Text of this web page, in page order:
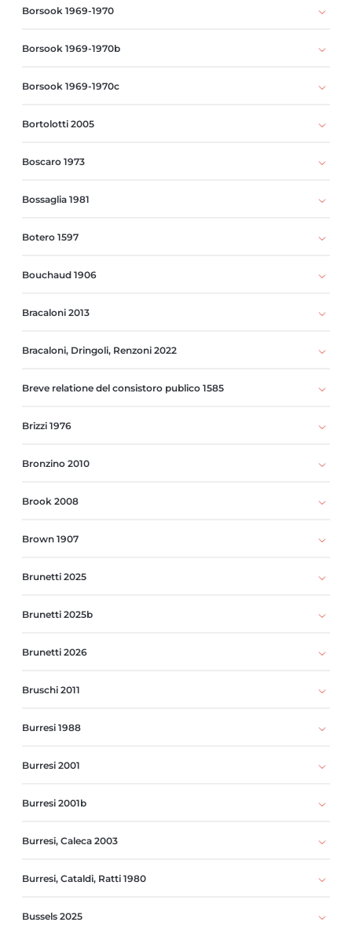
Borsook 1969-1970
Borsook 1969-1970b
Borsook 1969-1970c
Bortolotti 2005
Boscaro 1973
Bossaglia 1981
Botero 1597
Bouchaud 1906
Bracaloni 2013
Bracaloni, Dringoli, Renzoni 2022
Breve relatione del consistoro publico 1585
Brizzi 1976
Bronzino 2010
Brook 2008
Brown 1907
Brunetti 2025
Brunetti 2025b
Brunetti 2026
Bruschi 2011
Burresi 1988
Burresi 2001
Burresi 2001b
Burresi, Caleca 2003
Burresi, Cataldi, Ratti 1980
Bussels 2025